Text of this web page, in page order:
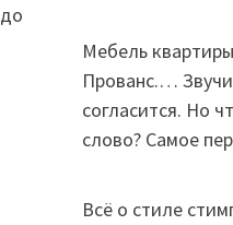
Мебель
Прованс.…
согласится. Но
слово? Самое
Всё о стиле